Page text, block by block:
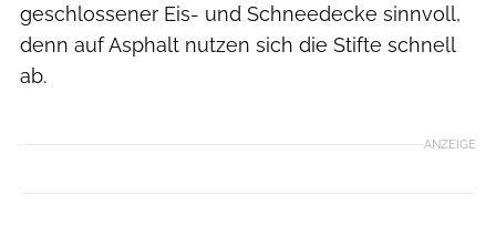
geschlossener Eis- und Schneedecke sinnvoll,
denn auf Asphalt nutzen sich die Stifte schnell
ab.
ANZEIGE